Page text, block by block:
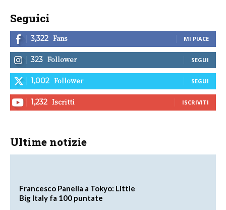
Seguici
3,322 Fans MI PIACE
323 Follower SEGUI
1,002 Follower SEGUI
1,232 Iscritti ISCRIVITI
Ultime notizie
Francesco Panella a Tokyo: Little
Big Italy fa 100 puntate